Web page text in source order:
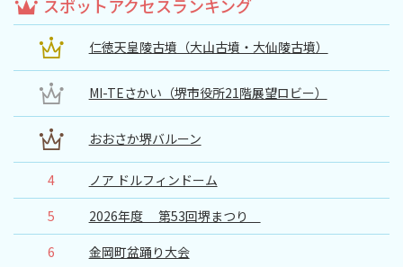
スポットアクセスランキング
仁徳天皇陵古墳（大山古墳・大仙陵古墳）
MI-TEさかい（堺市役所21階展望ロビー）
おおさか堺バルーン
4
ノア ドルフィンドーム
5
2026年度 第53回堺まつり
6
金岡町盆踊り大会